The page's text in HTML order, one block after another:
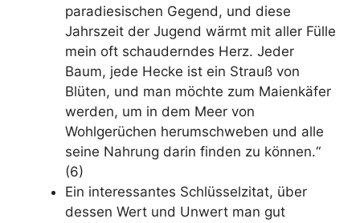
paradiesischen Gegend, und diese
Jahrszeit der Jugend wärmt mit aller Fülle
mein oft schauderndes Herz. Jeder
Baum, jede Hecke ist ein Strauß von
Blüten, und man möchte zum Maienkäfer
werden, um in dem Meer von
Wohlgerüchen herumschweben und alle
seine Nahrung darin finden zu können.“
(6)
Ein interessantes Schlüsselzitat, über
dessen Wert und Unwert man gut